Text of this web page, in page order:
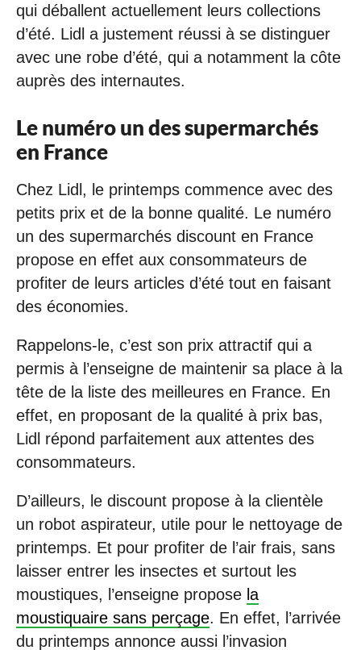
qui déballent actuellement leurs collections
d’été. Lidl a justement réussi à se distinguer
avec une robe d’été, qui a notamment la côte
auprès des internautes.
Le numéro un des supermarchés
en France
Chez Lidl, le printemps commence avec des
petits prix et de la bonne qualité. Le numéro
un des supermarchés discount en France
propose en effet aux consommateurs de
profiter de leurs articles d’été tout en faisant
des économies.
Rappelons-le, c’est son prix attractif qui a
permis à l’enseigne de maintenir sa place à la
tête de la liste des meilleures en France. En
effet, en proposant de la qualité à prix bas,
Lidl répond parfaitement aux attentes des
consommateurs.
D’ailleurs, le discount propose à la clientèle
un robot aspirateur, utile pour le nettoyage de
printemps. Et pour profiter de l’air frais, sans
laisser entrer les insectes et surtout les
moustiques, l’enseigne propose la
moustiquaire sans perçage. En effet, l’arrivée
du printemps annonce aussi l’invasion